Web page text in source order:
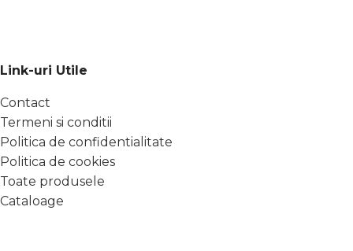
Link-uri Utile
Contact
Termeni si conditii
Politica de confidentialitate
Politica de cookies
Toate produsele
Cataloage